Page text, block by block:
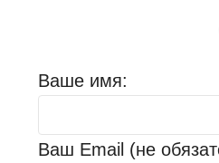
Ваше имя:
Ваш Email (не